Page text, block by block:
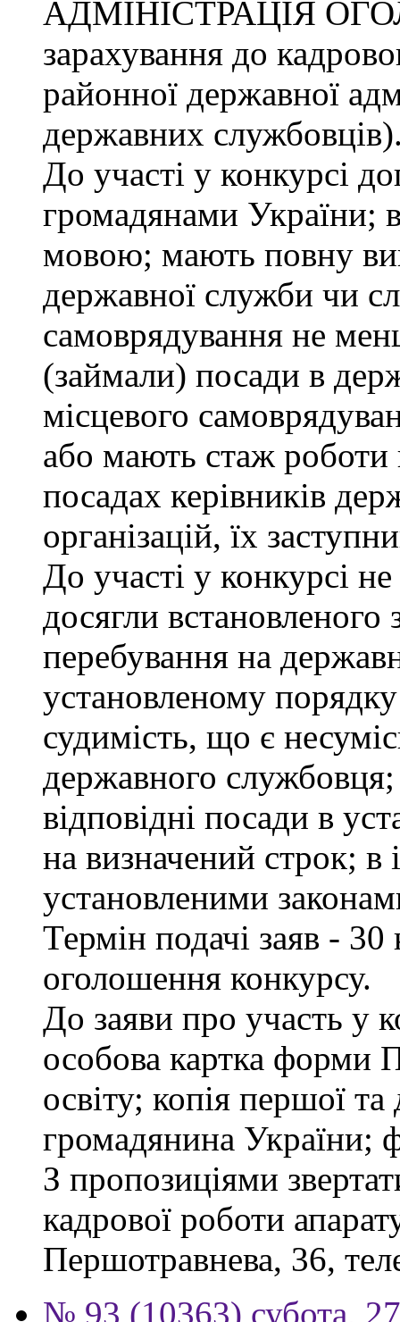
АДМІНІСТРАЦІЯ
зарахування до
районної державної
державних
До участі у конкурсі
громадянами України;
мовою; мають повну
державної служби чи
самоврядування не
(займали) посади в
місцевого
або мають стаж
посадах керівників
організацій, їх
До участі у конкурсі
досягли встановленого
перебування на
установленому
судимість, що є
державного службовця;
відповідні посади в
на визначений строк;
установленими
Термін подачі заяв -
оголошення конкурсу.
До заяви про участь у
особова картка форми
освіту; копія першої
громадянина України;
З пропозиціями
кадрової роботи
Першотравнева, 36,
№ 93 (10363) субота,